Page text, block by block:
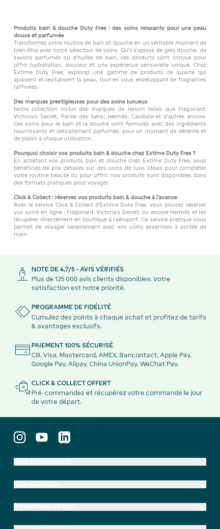
Produits bain & douche Duty Free : des soins relaxants pour une peau
douce et parfumée
Transformez votre routine de bain et douche en un véritable moment de
bien-être avec notre sélection de soins. Qu'il s'agisse de gels douche, de
savons parfumés ou d'huiles de bain, ces produits sont conçus pour
offrir hydratation, douceur et une expérience sensorielle unique. Chez
Extime Duty Free, explorez une gamme de produits de qualité qui
apaisent et revitalisent la peau, tout en vous enveloppant de fragrances
raffinées.
Des marques prestigieuses pour des soins luxueux
Notre collection inclut des marques de renom telles que Fragonard,
Victoria's Secret, Panier des Sens, Hermès, Caudalie et d'autres encore.
Ces soins pour le bain et la douche sont formulés avec des ingrédients
nourrissants et délicatement parfumés, pour un moment de détente et
de plaisir à chaque utilisation.
Pourquoi choisir vos produits bain & douche chez Extime Duty Free ?
En achetant vos produits bain et douche chez Extime Duty Free, vous
bénéficiez de prix détaxés sur des soins de luxe. Idéals pour compléter
votre routine beauté ou pour offrir, nos produits sont disponibles dans
des formats pratiques pour voyager.
Click & Collect : réservez vos produits bain & douche à l’avance
Avec le service Click & Collect d’Extime Duty Free, vous pouvez réserver
vos soins en ligne : Fragonard, Victoria's Secret, ou encore Hermès et les
récupérer directement en boutique à l’aéroport. Ce service pratique vous
permet de voyager sereinement avec vos soins essentiels à portée de
main.
NOTE DE 4,7/5 - AVIS VÉRIFIÉS
Plus de 125 000 avis clients disponibles. Votre
satisfaction est notre priorité.
PROGRAMME DE FIDÉLITÉ
Cumulez des points à chaque achat et profitez de tarifs
& avantages exclusifs.
PAIEMENT 100% SÉCURISÉ
CB, Visa, Mastercard, AMEX, Bancontact, Apple Pay,
Google Pay, Alipay, China UnionPay, WeChat Pay.
CLICK & COLLECT OFFERT
Pré-commandez et récupérez votre commande le jour
de votre départ.